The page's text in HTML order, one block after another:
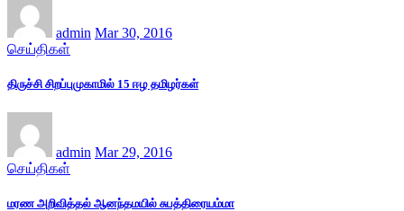
admin Mar 30, 2016
செய்திகள்
திருச்சி சிறப்புமுகாமில் 15 ஈழ தமிழர்கள்
admin Mar 29, 2016
செய்திகள்
மரண அறிவித்தல் ஆனந்தமயில் சுபத்திரையம்மா